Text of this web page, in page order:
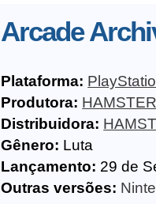
Arcade
Plataforma:
Produtora:
Distribuidora:
Gênero: Luta
Lançamento: 29 de
Outras versões: